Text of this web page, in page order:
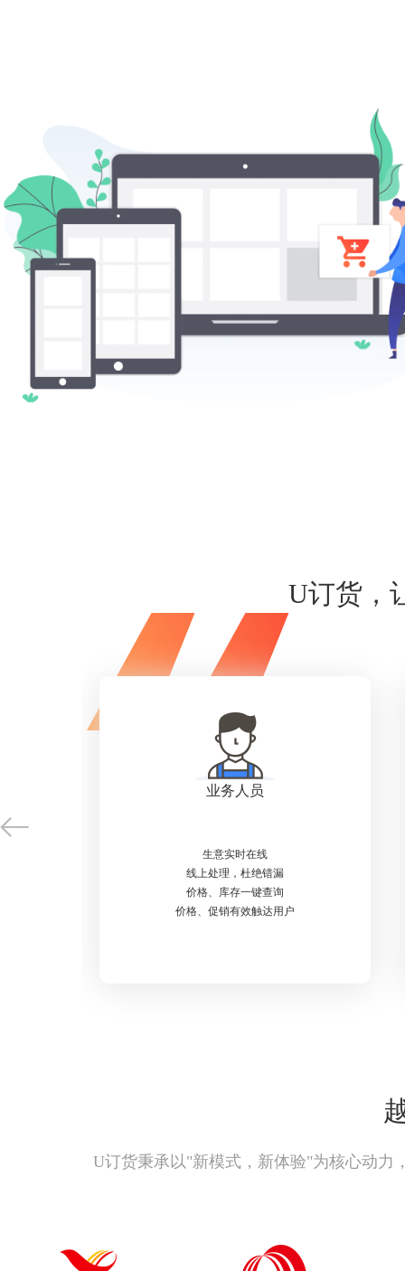
U订货，
业务人员
生意实时在线
线上处理，杜绝错漏
价格、库存一键查询
价格、促销有效触达用户
U订货秉承以"新模式，新体验"为核心动力